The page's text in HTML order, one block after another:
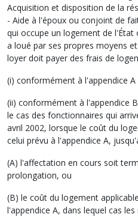
Acquisition et disposition de la
- Aide à l'époux ou conjoint de
qui occupe un logement de
a loué par ses propres moyens
loyer doit payer des frais de
(i) conformément à l'appendice
(ii) conformément à l'appendice
le cas des fonctionnaires qui
avril 2002, lorsque le coût du
celui prévu à l'appendice A,
(A) l'affectation en cours soit
prolongation, ou
(B) le coût du logement
l'appendice A, dans lequel cas